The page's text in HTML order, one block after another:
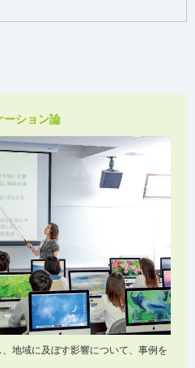
ーション論
地域に及ぼす影響について、事例を